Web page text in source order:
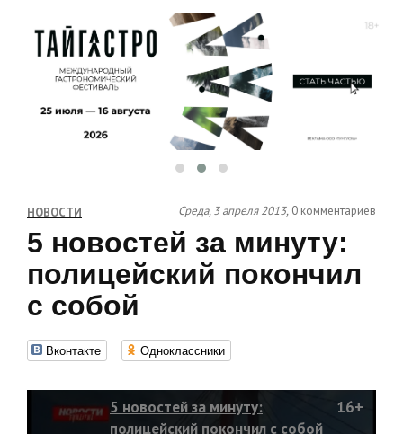
НОВОСТИ Среда, 3 апреля 2013, 0 комментариев
5 новостей за минуту:
полицейский покончил
с собой
Вконтакте Одноклассники
5 новостей за минуту:
полицейский покончил с собой
16+